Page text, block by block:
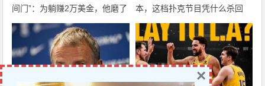
间门”：为躺赚2万美金，他磨了
整整17分钟
本，这档扑克节目凭什么杀回
CBS黄金档？
×